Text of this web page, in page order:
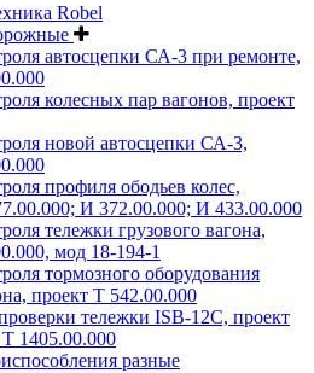
Robel
автосцепки СА-3 при ремонте,
колесных пар вагонов, проект
новой автосцепки СА-3,
профиля ободьев колес,
И 372.00.000; И 433.00.000
тележки грузового вагона,
мод 18-194-1
тормозного оборудования
проект Т 542.00.000
тележки ISB-12C, проект
1405.00.000
разные